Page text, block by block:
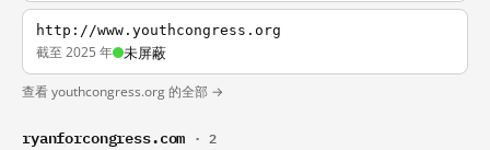
http://www.youthcongress.org
截至 2025 年 未屏蔽
查看 youthcongress.org 的全部 →
ryanforcongress.com · 2